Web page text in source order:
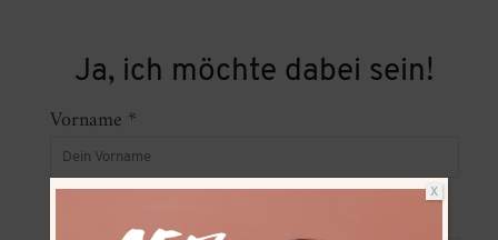
Ja, ich möchte dabei sein!
Vorname *
E-Mail-Adresse *
X